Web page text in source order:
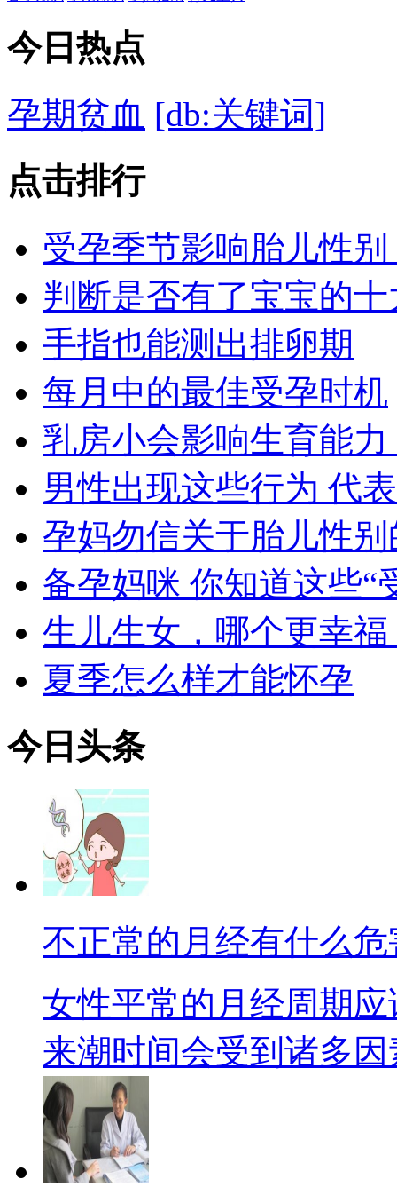
今日 热点
孕期贫血 [db:关键词]
点击排行
受孕季节影响胎儿性
判断是否有了宝宝的
手指也能测出排卵期
每月中的最佳受孕时机
乳房小会影响生育能
男性出现这些行为 代
孕妈勿信关于胎儿性
备孕妈咪 你知道这些“
生儿生女，哪个更幸福
夏季怎么样才能怀孕
今日 头条
不正常的月经有什么危
女性平常的月经周期
来潮时间会受到诸多因